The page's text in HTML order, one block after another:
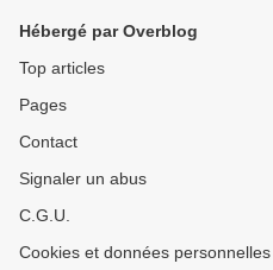
Hébergé par Overblog
Top articles
Pages
Contact
Signaler un abus
C.G.U.
Cookies et données personnelles